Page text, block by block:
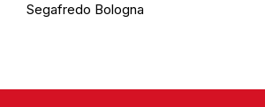
Segafredo Bologna